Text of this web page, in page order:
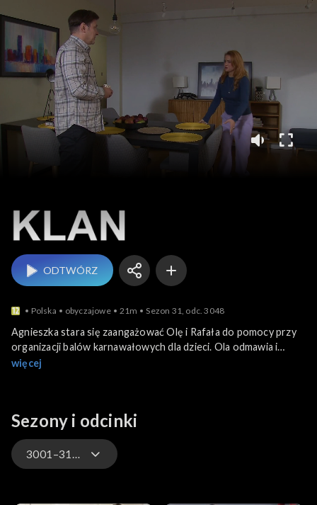
Klan
ODTWÓRZ
Polska obyczajowe 21m Sezon 31, odc. 3048
Agnieszka stara się zaangażować Olę i Rafała do pomocy przy
organizacji balów karnawałowych dla dzieci. Ola odmawia i
proponuje osobę, która świetnie orientuje się w tego rodzaju
kwalifikacyjnej w sprawie pracy.
więcej
Sezony i odcinki
3001–3100